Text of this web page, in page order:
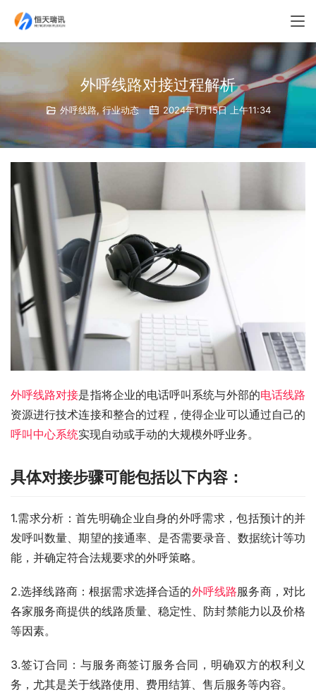
外呼线路对接过程解析
外呼线路, 行业动态 2024年1月15日 上午11:34
外呼线路对接是指将企业的电话呼叫系统与外部的电话线路
资源进行技术连接和整合的过程，使得企业可以通过自己的
呼叫中心系统实现自动或手动的大规模外呼业务。
具体对接步骤可能包括以下内容：
1.需求分析：首先明确企业自身的外呼需求，包括预计的并
发呼叫数量、期望的接通率、是否需要录音、数据统计等功
能，并确定符合法规要求的外呼策略。
2.选择线路商：根据需求选择合适的外呼线路服务商，对比
各家服务商提供的线路质量、稳定性、防封禁能力以及价格
等因素。
3.签订合同：与服务商签订服务合同，明确双方的权利义
务，尤其是关于线路使用、费用结算、售后服务等内容。